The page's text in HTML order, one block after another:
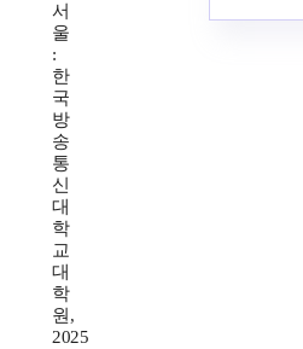
서
울
:
한
국
방
송
통
신
대
학
교
대
학
원,
2025